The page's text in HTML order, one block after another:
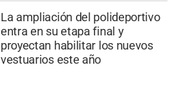
La ampliación del polideportivo
entra en su etapa final y
proyectan habilitar los nuevos
vestuarios este año